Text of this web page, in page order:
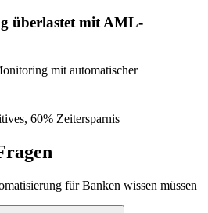
überlastet mit AML-
mit automatischer
60% Zeitersparnis
für Banken wissen müssen